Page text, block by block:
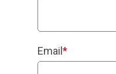
Email *